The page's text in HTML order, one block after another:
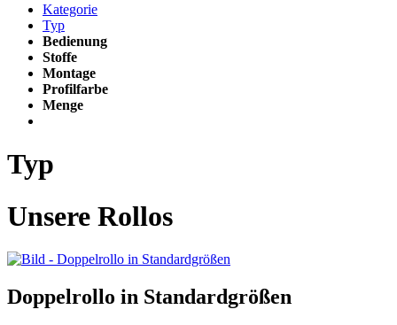
Kategorie
Typ
Bedienung
Stoffe
Montage
Profilfarbe
Menge
Typ
Unsere Rollos
Doppelrollo in Standardgrößen